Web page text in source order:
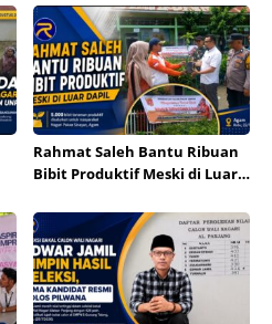
Aie Dingin
Rahmat Saleh Bantu Ribuan
Bibit Produktif Meski di Luar